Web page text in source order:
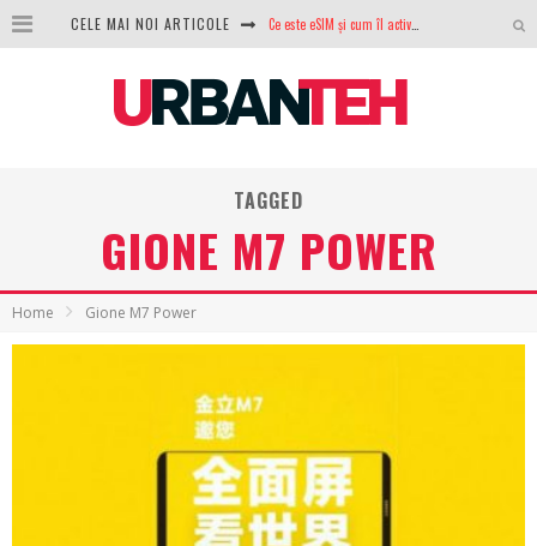
CELE MAI NOI ARTICOLE
Analiza producției fotovoltaice în România – cât produce un sistem solar pe timp de iarnă?
TAGGED
GIONE M7 POWER
Home Gione M7 Power